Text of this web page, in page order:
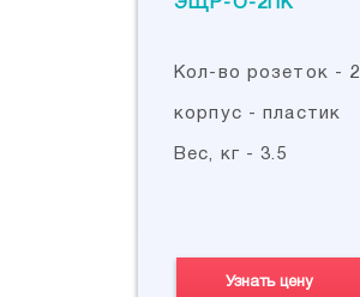
Кол-во розеток - 2
корпус - пластик
Вес, кг - 3.5
Узнать цену